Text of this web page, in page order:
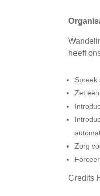
heeft
Spreek
Zet
Zorg
Credits